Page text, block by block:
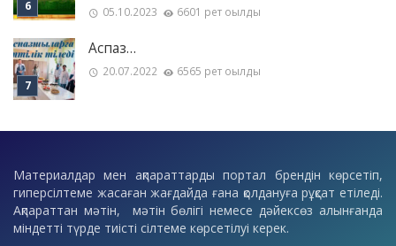
05.10.2023 6601 рет оқылды
Аспаз…
20.07.2022 6565 рет оқылды
Материалдар мен ақпараттарды портал брендін көрсетіп,
гиперсілтеме жасаған жағдайда ғана қолдануға рұқсат етіледі.
Ақпараттан мәтін, мәтін бөлігі немесе дәйексөз алынғанда
міндетті түрде тиісті сілтеме көрсетілуі керек.